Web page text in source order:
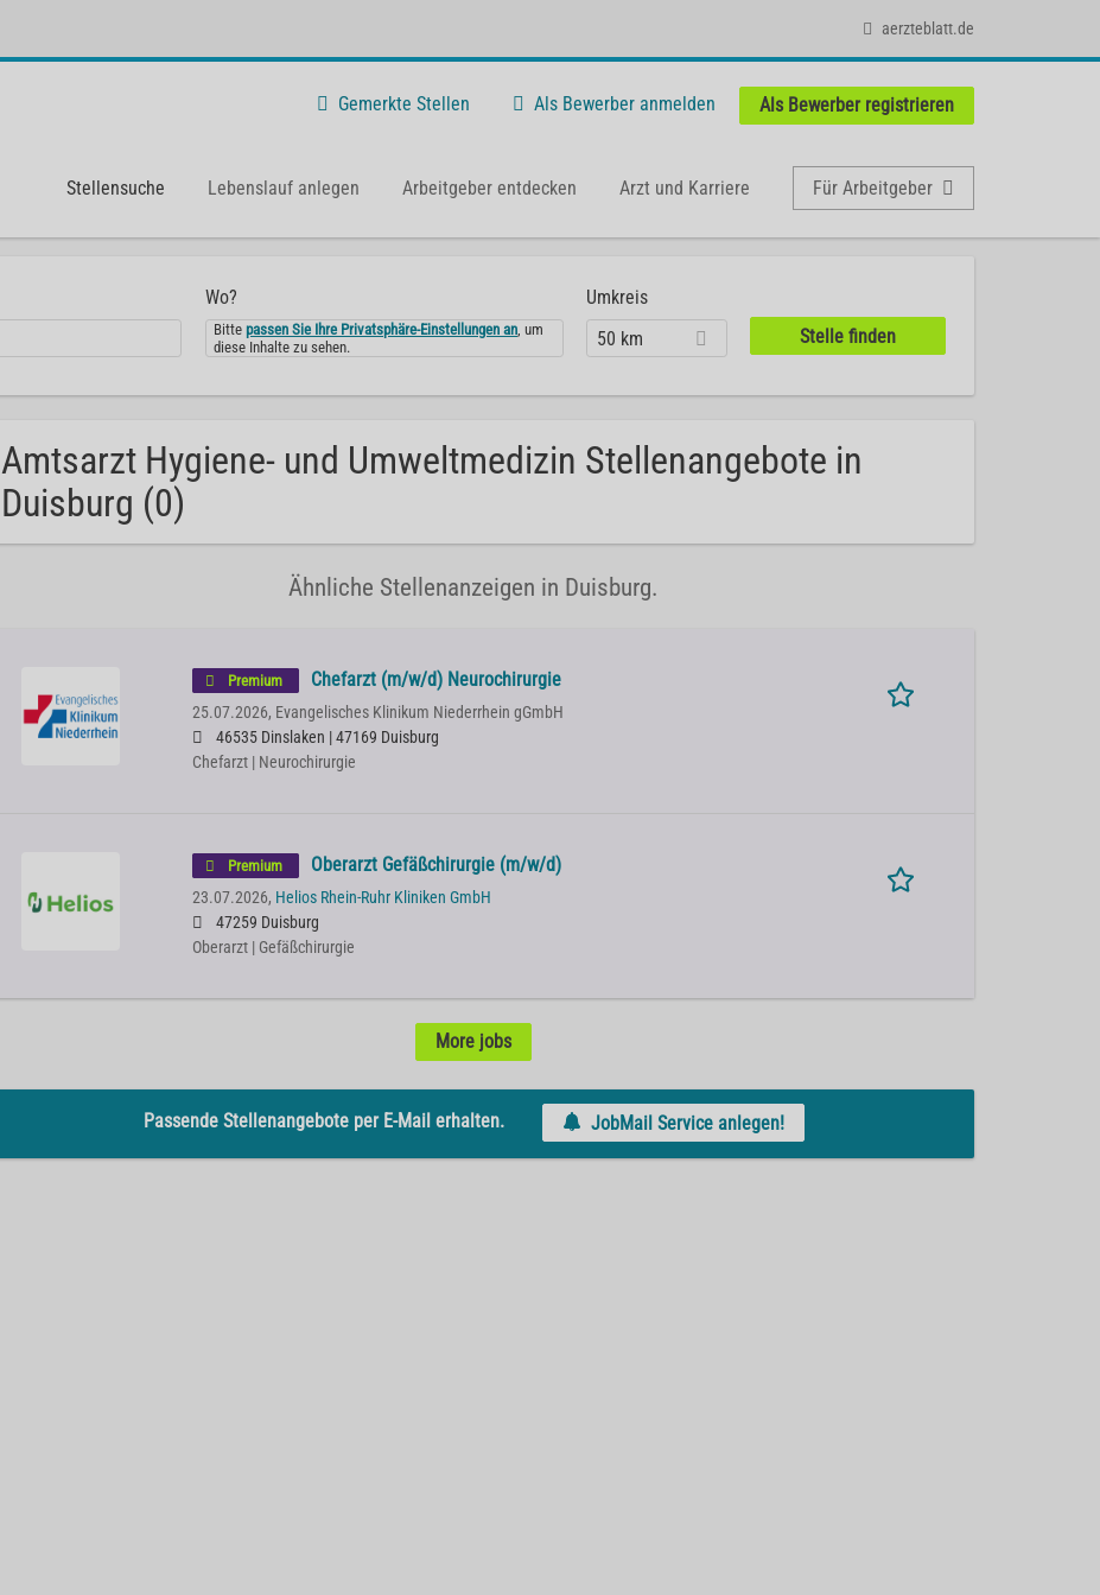
aerzteblatt.de
Gemerkte Stellen Als Bewerber anmelden Als Bewerber registrieren
Stellensuche Lebenslauf anlegen Arbeitgeber entdecken Arzt und Karriere Für Arbeitgeber
Wo?
Bittepassen Sie Ihre Privatsphäre-Einstellungen an, um
diese Inhalte zu sehen.
Umkreis
50 km
Amtsarzt Hygiene- und Umweltmedizin Stellenangebote in
Duisburg (0)
Ähnliche Stellenanzeigen in Duisburg.
Premium Chefarzt (m/w/d) Neurochirurgie
25.07.2026, Evangelisches Klinikum Niederrhein gGmbH
46535 Dinslaken | 47169 Duisburg
Chefarzt | Neurochirurgie
Premium Oberarzt Gefäßchirurgie (m/w/d)
23.07.2026, Helios Rhein-Ruhr Kliniken GmbH
47259 Duisburg
Oberarzt | Gefäßchirurgie
More jobs
Passende Stellenangebote per E-Mail erhalten. JobMail Service anlegen!